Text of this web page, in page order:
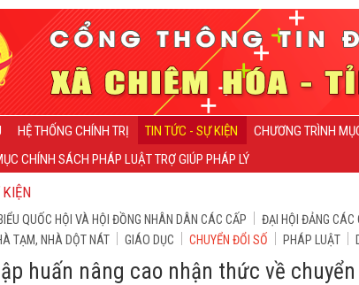
HỆ THỐNG CHÍNH TRỊ TIN TỨC - SỰ KIỆN CHƯƠNG TRÌNH
CHÍNH SÁCH PHÁP LUẬT TRỢ GIÚP PHÁP LÝ
QUỐC HỘI VÀ HỘI ĐỒNG NHÂN DÂN CÁC CẤP ĐẠI HỘI ĐẢNG CÁC
TẠM, NHÀ DỘT NÁT GIÁO DỤC CHUYỂN ĐỔI SỐ PHÁP LUẬT
huấn nâng cao nhận thức về